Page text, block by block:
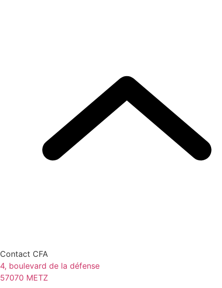
Contact CFA
4, boulevard de la défense
57070 METZ